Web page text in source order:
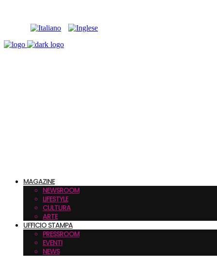
MAGAZINE
NEWSROOM
LIFESTYLE
CULTURA
ARTE
UFFICIO STAMPA
PRESSROOM
EVENTI
NEWS